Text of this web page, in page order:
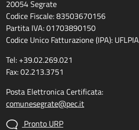
20054 Segrate
Codice Fiscale: 83503670156
Partita IVA: 01703890150
Codice Unico Fatturazione (IPA): UFLPIA
Tel: +39.02.269.021
Fax: 02.213.3751
Posta Elettronica Certificata:
comunesegrate@pec.it
Pronto URP